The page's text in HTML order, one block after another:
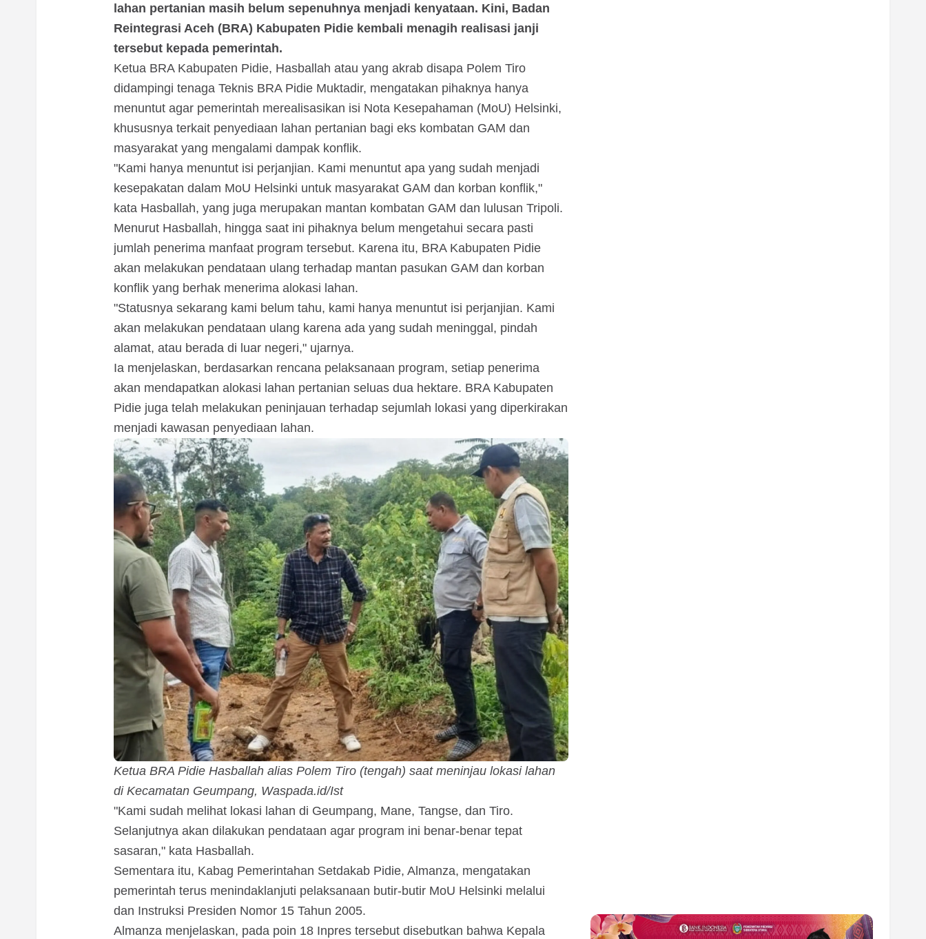
lahan pertanian masih belum sepenuhnya menjadi kenyataan. Kini, Badan
Reintegrasi Aceh (BRA) Kabupaten Pidie kembali menagih realisasi janji
tersebut kepada pemerintah.
Ketua BRA Kabupaten Pidie, Hasballah atau yang akrab disapa Polem Tiro
didampingi tenaga Teknis BRA Pidie Muktadir, mengatakan pihaknya hanya
menuntut agar pemerintah merealisasikan isi Nota Kesepahaman (MoU) Helsinki,
khususnya terkait penyediaan lahan pertanian bagi eks kombatan GAM dan
masyarakat yang mengalami dampak konflik.
"Kami hanya menuntut isi perjanjian. Kami menuntut apa yang sudah menjadi
kesepakatan dalam MoU Helsinki untuk masyarakat GAM dan korban konflik,"
kata Hasballah, yang juga merupakan mantan kombatan GAM dan lulusan Tripoli.
Menurut Hasballah, hingga saat ini pihaknya belum mengetahui secara pasti
jumlah penerima manfaat program tersebut. Karena itu, BRA Kabupaten Pidie
akan melakukan pendataan ulang terhadap mantan pasukan GAM dan korban
konflik yang berhak menerima alokasi lahan.
"Statusnya sekarang kami belum tahu, kami hanya menuntut isi perjanjian. Kami
akan melakukan pendataan ulang karena ada yang sudah meninggal, pindah
alamat, atau berada di luar negeri," ujarnya.
Ia menjelaskan, berdasarkan rencana pelaksanaan program, setiap penerima
akan mendapatkan alokasi lahan pertanian seluas dua hektare. BRA Kabupaten
Pidie juga telah melakukan peninjauan terhadap sejumlah lokasi yang diperkirakan
menjadi kawasan penyediaan lahan.
Ketua BRA Pidie Hasballah alias Polem Tiro (tengah) saat meninjau lokasi lahan
di Kecamatan Geumpang, Waspada.id/Ist
"Kami sudah melihat lokasi lahan di Geumpang, Mane, Tangse, dan Tiro.
Selanjutnya akan dilakukan pendataan agar program ini benar-benar tepat
sasaran," kata Hasballah.
Sementara itu, Kabag Pemerintahan Setdakab Pidie, Almanza, mengatakan
pemerintah terus menindaklanjuti pelaksanaan butir-butir MoU Helsinki melalui
dan Instruksi Presiden Nomor 15 Tahun 2005.
Almanza menjelaskan, pada poin 18 Inpres tersebut disebutkan bahwa Kepala